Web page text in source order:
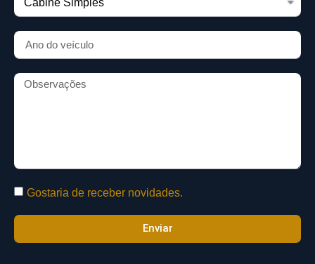
Gostaria de receber novidades.
Enviar